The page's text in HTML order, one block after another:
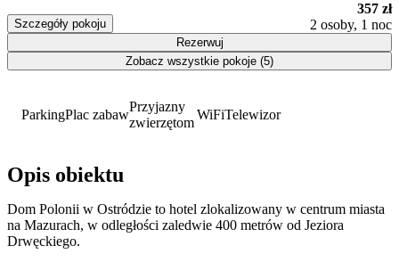
ParkingPlac zabaw
Przyjazny
zwierzętom
WiFiTelewizor
Opis obiektu
Dom Polonii w Ostródzie to hotel zlokalizowany w centrum miasta
na Mazurach, w odległości zaledwie 400 metrów od Jeziora
Drwęckiego.
Szczegóły pokoju
357 zł
2 osoby, 1 noc
Rezerwuj
Zobacz wszystkie pokoje (5)